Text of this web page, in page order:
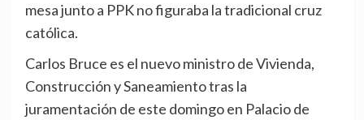
mesa junto a PPK no figuraba la tradicional cruz
católica.
Carlos Bruce es el nuevo ministro de Vivienda,
Construcción y Saneamiento tras la
juramentación de este domingo en Palacio de